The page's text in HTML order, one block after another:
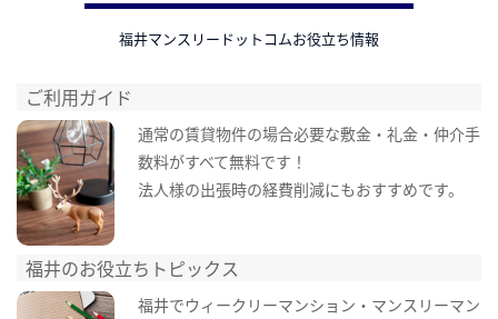
福井マンスリードットコムお役立ち情報
ご利用ガイド
通常の賃貸物件の場合必要な敷金・礼金・仲介手
数料がすべて無料です！
法人様の出張時の経費削減にもおすすめです。
福井のお役立ちトピックス
福井でウィークリーマンション・マンスリーマン